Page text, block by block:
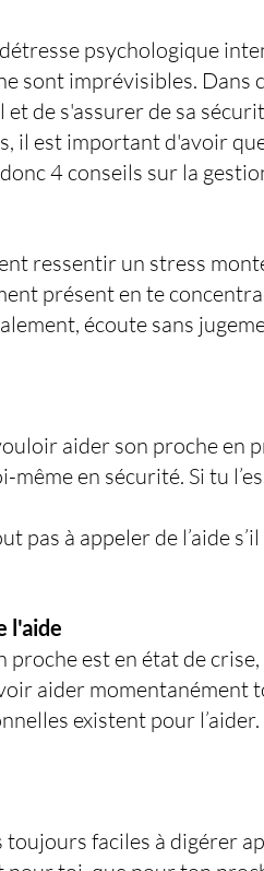
psychologique
sont imprévisibles. Dans
de s'assurer de sa
il est important d'avoir
4 conseils sur la
ressentir un stress
présent en te
écoute sans
aider son proche en
même en sécurité. Si tu
pas à appeler de l’aide
est en état de
aider momentanément
existent pour
toujours faciles à digérer